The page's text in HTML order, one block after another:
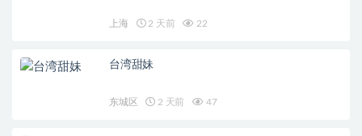
上海 2 天前 22
台湾甜妹
东城区 2 天前 47